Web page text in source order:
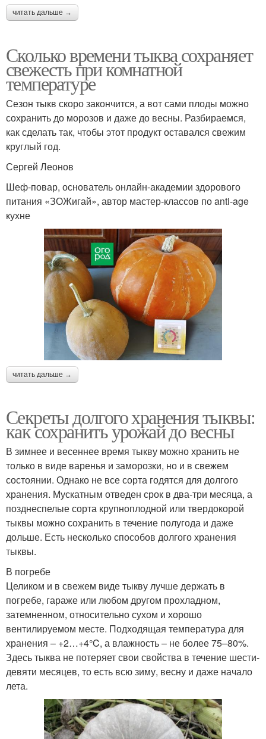
читать дальше →
Сколько времени тыква сохраняет
свежесть при комнатной
температуре
Сезон тыкв скоро закончится, а вот сами плоды можно
сохранить до морозов и даже до весны. Разбираемся,
как сделать так, чтобы этот продукт оставался свежим
круглый год.
Сергей Леонов
Шеф-повар, основатель онлайн-академии здорового
питания «ЗОЖигай», автор мастер-классов по anti-age
кухне
читать дальше →
Секреты долгого хранения тыквы:
как сохранить урожай до весны
В зимнее и весеннее время тыкву можно хранить не
только в виде варенья и заморозки, но и в свежем
состоянии. Однако не все сорта годятся для долгого
хранения. Мускатным отведен срок в два-три месяца, а
позднеспелые сорта крупноплодной или твердокорой
тыквы можно сохранить в течение полугода и даже
дольше. Есть несколько способов долгого хранения
тыквы.
В погребе
Целиком и в свежем виде тыкву лучше держать в
погребе, гараже или любом другом прохладном,
затемненном, относительно сухом и хорошо
вентилируемом месте. Подходящая температура для
хранения – +2…+4°C, а влажность – не более 75–80%.
Здесь тыква не потеряет свои свойства в течение шести-
девяти месяцев, то есть всю зиму, весну и даже начало
лета.